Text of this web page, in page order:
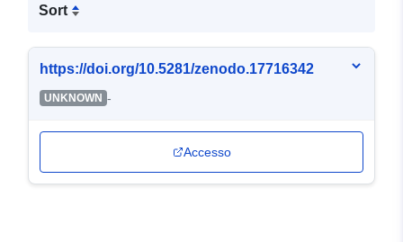
Sort
https://doi.org/10.5281/zenodo.17716342
UNKNOWN -
Accesso